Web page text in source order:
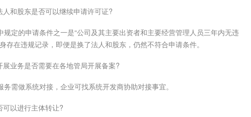
和股东是否可以继续申请许可证?
的申请条件之一是“公司及其主要出资者和主要经营管理人员三年内无违
在违规记录，即便是换了法人和股东，仍然不符合申请条件。
业务是否需要在各地管局开展备案?
做系统对接，企业可找系统开发商协助对接事宜。
以进行主体转让?